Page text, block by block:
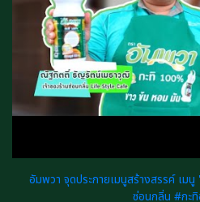
อัมพวา จุดประกายเมนูสร้างสรรค์ เ
ซ่อนกลิ่น #กะ